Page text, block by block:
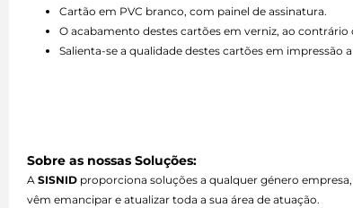
Cartão em PVC branco, com painel de assinatura.
O acabamento destes cartões em verniz, ao
Salienta-se a qualidade destes cartões em impressão
Sobre as nossas Soluções:
A SISNID proporciona soluções a qualquer género
vêm emancipar e atualizar toda a sua área de atuação.